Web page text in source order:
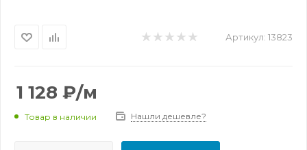
Артикул: 13823
1 128 ₽/м
Товар в наличии Нашли дешевле?